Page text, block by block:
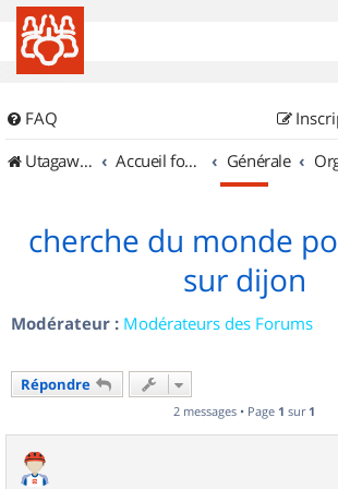
FAQ
UtagawaVTT (Randos VTT et VTTAE avec traces GPS)
Accueil forum Générale
cherche du monde
sur dijon
Modérateur : Modérateurs des Forums
Répondre
2 messages • Page 1 sur 1